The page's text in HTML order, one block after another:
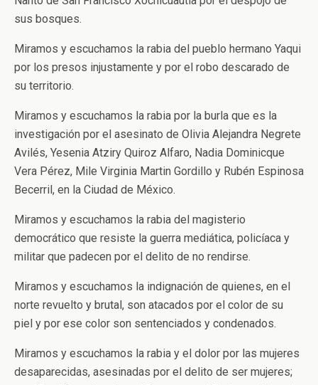
sus bosques.
Miramos y escuchamos la rabia del pueblo hermano Yaqui
por los presos injustamente y por el robo descarado de
su territorio.
Miramos y escuchamos la rabia por la burla que es la
investigación por el asesinato de Olivia Alejandra Negrete
Avilés, Yesenia Atziry Quiroz Alfaro, Nadia Dominicque
Vera Pérez, Mile Virginia Martin Gordillo y Rubén Espinosa
Becerril, en la Ciudad de México.
Miramos y escuchamos la rabia del magisterio
democrático que resiste la guerra mediática, policíaca y
militar que padecen por el delito de no rendirse.
Miramos y escuchamos la indignación de quienes, en el
norte revuelto y brutal, son atacados por el color de su
piel y por ese color son sentenciados y condenados.
Miramos y escuchamos la rabia y el dolor por las mujeres
desaparecidas, asesinadas por el delito de ser mujeres;